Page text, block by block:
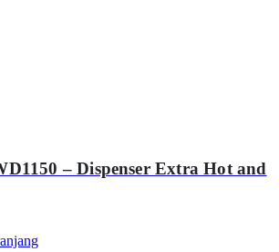
– Dispenser Extra Hot and